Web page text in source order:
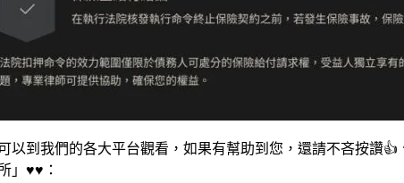
以到我們的各大平台觀看，如果有幫助到您，還請不吝按讚
」♥♥：